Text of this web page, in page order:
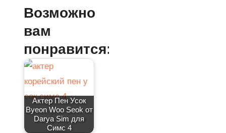
Возможно
вам
понравится:
Актер Пен Усок
Byeon Woo Seok от
Darya Sim для
Симс 4